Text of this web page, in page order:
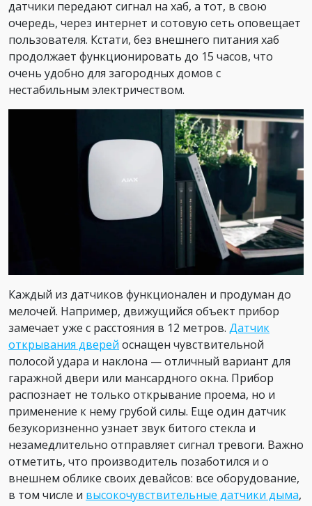
датчики передают сигнал на хаб, а тот, в свою
очередь, через интернет и сотовую сеть оповещает
пользователя. Кстати, без внешнего питания хаб
продолжает функционировать до 15 часов, что
очень удобно для загородных домов с
нестабильным электричеством.
Каждый из датчиков функционален и продуман до
мелочей. Например, движущийся объект прибор
замечает уже с расстояния в 12 метров. Датчик
открывания дверей оснащен чувствительной
полосой удара и наклона — отличный вариант для
гаражной двери или мансардного окна. Прибор
распознает не только открывание проема, но и
применение к нему грубой силы. Еще один датчик
безукоризненно узнает звук битого стекла и
незамедлительно отправляет сигнал тревоги. Важно
отметить, что производитель позаботился и о
внешнем облике своих девайсов: все оборудование,
в том числе и высокочувствительные датчики дыма,